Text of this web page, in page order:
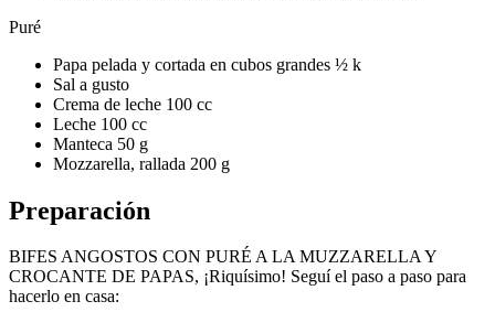
Puré
Papa pelada y cortada en cubos grandes ½ k
Sal a gusto
Crema de leche 100 cc
Leche 100 cc
Manteca 50 g
Mozzarella, rallada 200 g
Preparación
BIFES ANGOSTOS CON PURÉ A LA MUZZARELLA Y
CROCANTE DE PAPAS, ¡Riquísimo! Seguí el paso a paso para
hacerlo en casa: